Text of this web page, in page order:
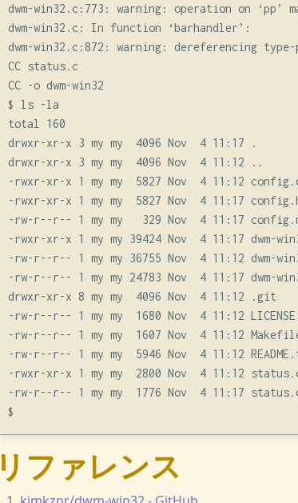
dwm-win32.c:773: warning: operation on ‘pp’
dwm-win32.c: In function ‘barhandler’:
dwm-win32.c:872: warning: dereferencing
CC status.c
CC -o dwm-win32
$ ls -la
total 160
drwxr-xr-x 3 my my  4096 Nov  4 11:17 .
drwxr-xr-x 3 my my  4096 Nov  4 11:12 ..
-rwxr-xr-x 1 my my  5827 Nov  4 11:12
-rwxr-xr-x 1 my my  5827 Nov  4 11:17
-rw-r--r-- 1 my my   329 Nov  4 11:17
-rwxr-xr-x 1 my my 39424 Nov  4 11:17 dwm-
-rw-r--r-- 1 my my 36755 Nov  4 11:12 dwm-
-rw-r--r-- 1 my my 24783 Nov  4 11:17 dwm-
drwxr-xr-x 8 my my  4096 Nov  4 11:12 .git
-rw-r--r-- 1 my my  1680 Nov  4 11:12
-rw-r--r-- 1 my my  1607 Nov  4 11:12
-rw-r--r-- 1 my my  5946 Nov  4 11:12
-rwxr-xr-x 1 my my  2800 Nov  4 11:12
-rw-r--r-- 1 my my  1776 Nov  4 11:17
リファレンス